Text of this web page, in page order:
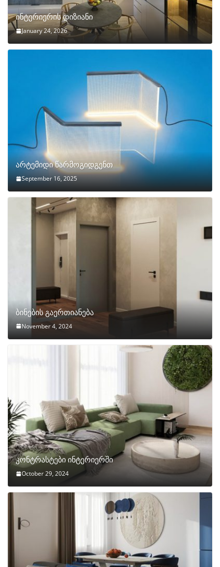
ინტერიერის დიზიანი
January 24, 2026
არტემიდი წარმოგიდგენთ
September 16, 2025
ბინების გაერთიანება
November 4, 2024
კონტრასტები ინტერიერში
October 29, 2024